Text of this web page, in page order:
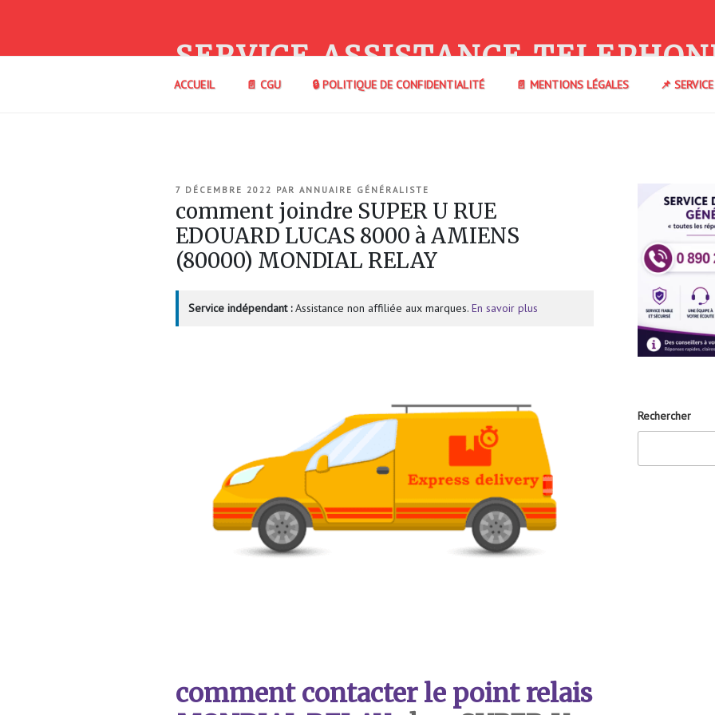
SERVICE ASSISTANCE
ACCUEIL 📄 CGU 🔒 POLITIQUE DE CONFIDENTIALITÉ 📄 MENTIONS LÉGALES 📌
PUBLIÉ
7 DÉCEMBRE 2022 PAR ANNUAIRE GÉNÉRALISTE
comment joindre SUPER U RUE
EDOUARD LUCAS 8000 à AMIENS
(80000) MONDIAL RELAY
Service indépendant :Assistance non affiliée aux marques. En savoir plus
comment contacter le point relais
Rechercher